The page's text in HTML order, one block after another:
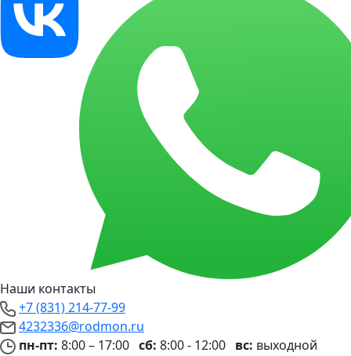
Наши контакты
+7 (831) 214-77-99
4232336@rodmon.ru
пн-пт: 8:00 – 17:00 сб: 8:00 - 12:00 вс: выходной